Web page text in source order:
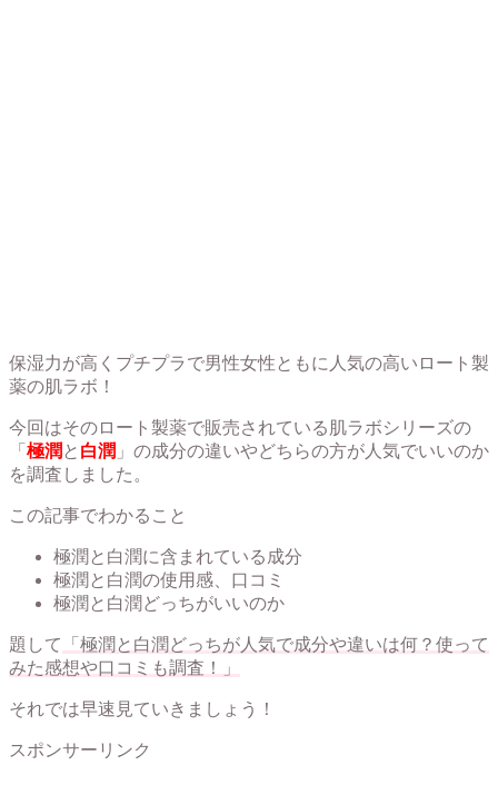
保湿力が高くプチプラで男性女性ともに人気の高いロート製
薬の肌ラボ！
今回はそのロート製薬で販売されている肌ラボシリーズの
「 極潤 と 白潤 」の成分の違いやどちらの方が人気でいいのか
を調査しました。
この記事でわかること
極潤と白潤に含まれている成分
極潤と白潤の使用感、口コミ
極潤と白潤どっちがいいのか
題して
「極潤と白潤どっちが人気で成分や違いは何？使って
みた感想や口コミも調査！」
それでは早速見ていきましょう！
スポンサーリンク